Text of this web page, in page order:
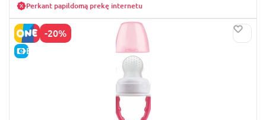
Perkant papildomą prekę internetu
-20%
E-KAINA